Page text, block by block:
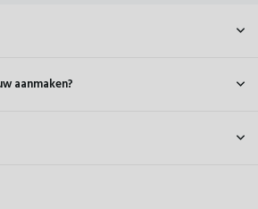
aanmaken?